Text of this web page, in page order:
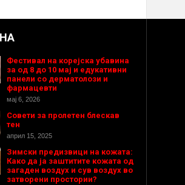
Фестивал на корејска убавина
за од 8 до 10 мај и едукативни
панели со дерматолози и
фармацевти
мај 6, 2026
Совети за пролетен блескав
тен
април 15, 2025
Зимски предизвици на кожата:
Како да ја заштитите кожата од
загаден воздух и сув воздух во
затворени простории?